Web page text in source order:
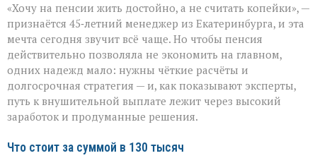
мечты:
что
нужно,
чтобы
получать
130
тысяч
рублей
«Хочу на пенсии жить достойно, а не считать копейки», —
признаётся 45‑летний менеджер из Екатеринбурга, и эта
мечта сегодня звучит всё чаще. Но чтобы пенсия
действительно позволяла не экономить на главном,
одних надежд мало: нужны чёткие расчёты и
долгосрочная стратегия — и, как показывают эксперты,
путь к внушительной выплате лежит через высокий
заработок и продуманные решения.
Что стоит за суммой в 130 тысяч